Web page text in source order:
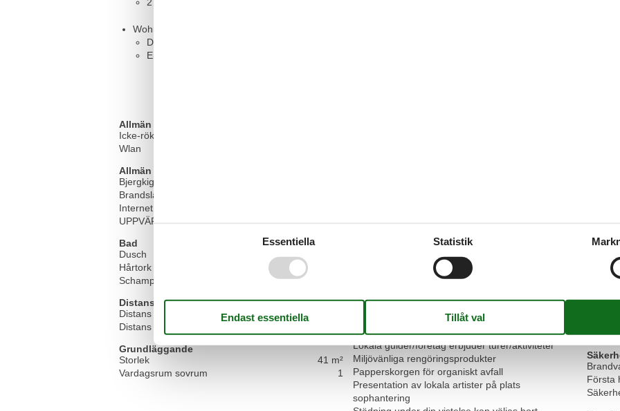
Wohn-/Schlafzimmer, 41 m², 4 Personen
Doppelbett - Size: 151-180 cm
Einzelcouch - variable size
Allmän
Icke-rökare
Wlan
Allmän utrustning
Bjergkig
Brandsläckare
Internet
UPPVÄRMNING
Bad
Dusch
Hårtork
Schampo
Distans
Distans vandringsled/cykelväg 0-100m
Distans vandringsled/cykelväg 100-500m
Grundläggande
Storlek
41 m²
Vardagsrum sovrum
1
Handdukar kan användas flera gånger
Inga dryckesflaskor av plast
Inga plastflaskor med schampo/duschgel
Ingen visning/skada av icke-tamdjur
Kollektivtrafik inom gångavstånd (mindre än 500m)
Koncept för att undvika/återvinna matavfall
Laddningsstation för elcykel
Lokala guider/företag erbjuder turer/aktiviteter
Miljövänliga rengöringsprodukter
Papperskorgen för organiskt avfall
Presentation av lokala artister på plats
sophantering
Golfen
Vandra
Första
Essentiella Statistik